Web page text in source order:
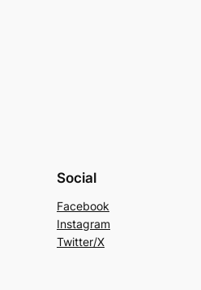
Social
Facebook
Instagram
Twitter/X